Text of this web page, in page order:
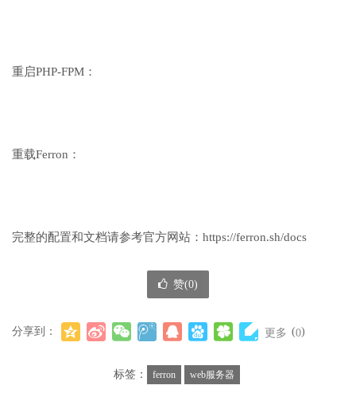
重启PHP-FPM：
重载Ferron：
完整的配置和文档请参考官方网站：https://ferron.sh/docs
赞(0)
分享到： 更多 (0)
标签： ferron web服务器